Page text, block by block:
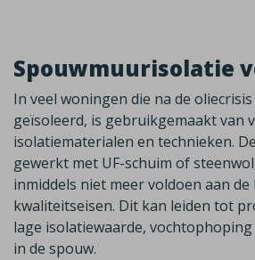
Spouwmuurisolatie
In veel woningen die na de
geïsoleerd, is gebruikgemaakt van
isolatiematerialen en technieken.
gewerkt met UF-schuim of
inmiddels niet meer voldoen aan de
kwaliteitseisen. Dit kan leiden tot
lage isolatiewaarde,
in de spouw.